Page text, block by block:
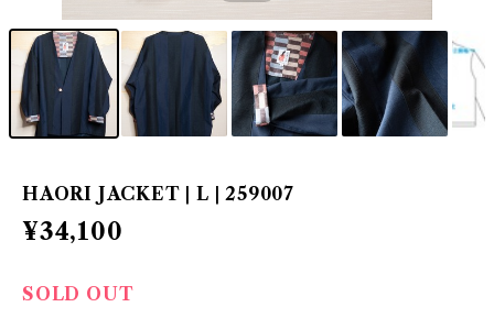
HAORI JACKET | L | 259007
¥34,100
SOLD OUT